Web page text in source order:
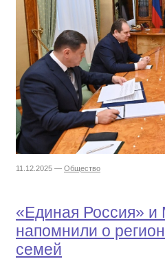
11.12.2025 — Общество
«Единая Россия»
напомнили о
семей